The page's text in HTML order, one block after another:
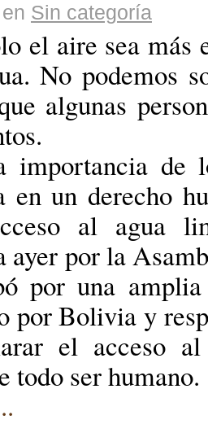
en Sin categoría
el aire sea más
No podemos
algunas
importancia de
en un derecho
al agua
ayer por la
por una
por Bolivia y
el acceso
todo ser humano.